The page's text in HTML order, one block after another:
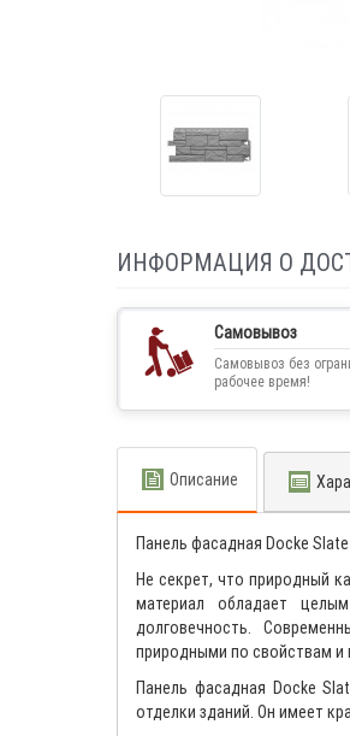
ИНФОРМАЦИЯ О
Самовывоз
Самовывоз без
рабочее время!
Описание
Панель фасадная Docke
Не секрет, что природный
материал обладает
долговечность.
природными по свойствам и
Панель фасадная Docke
отделки зданий. Он имеет